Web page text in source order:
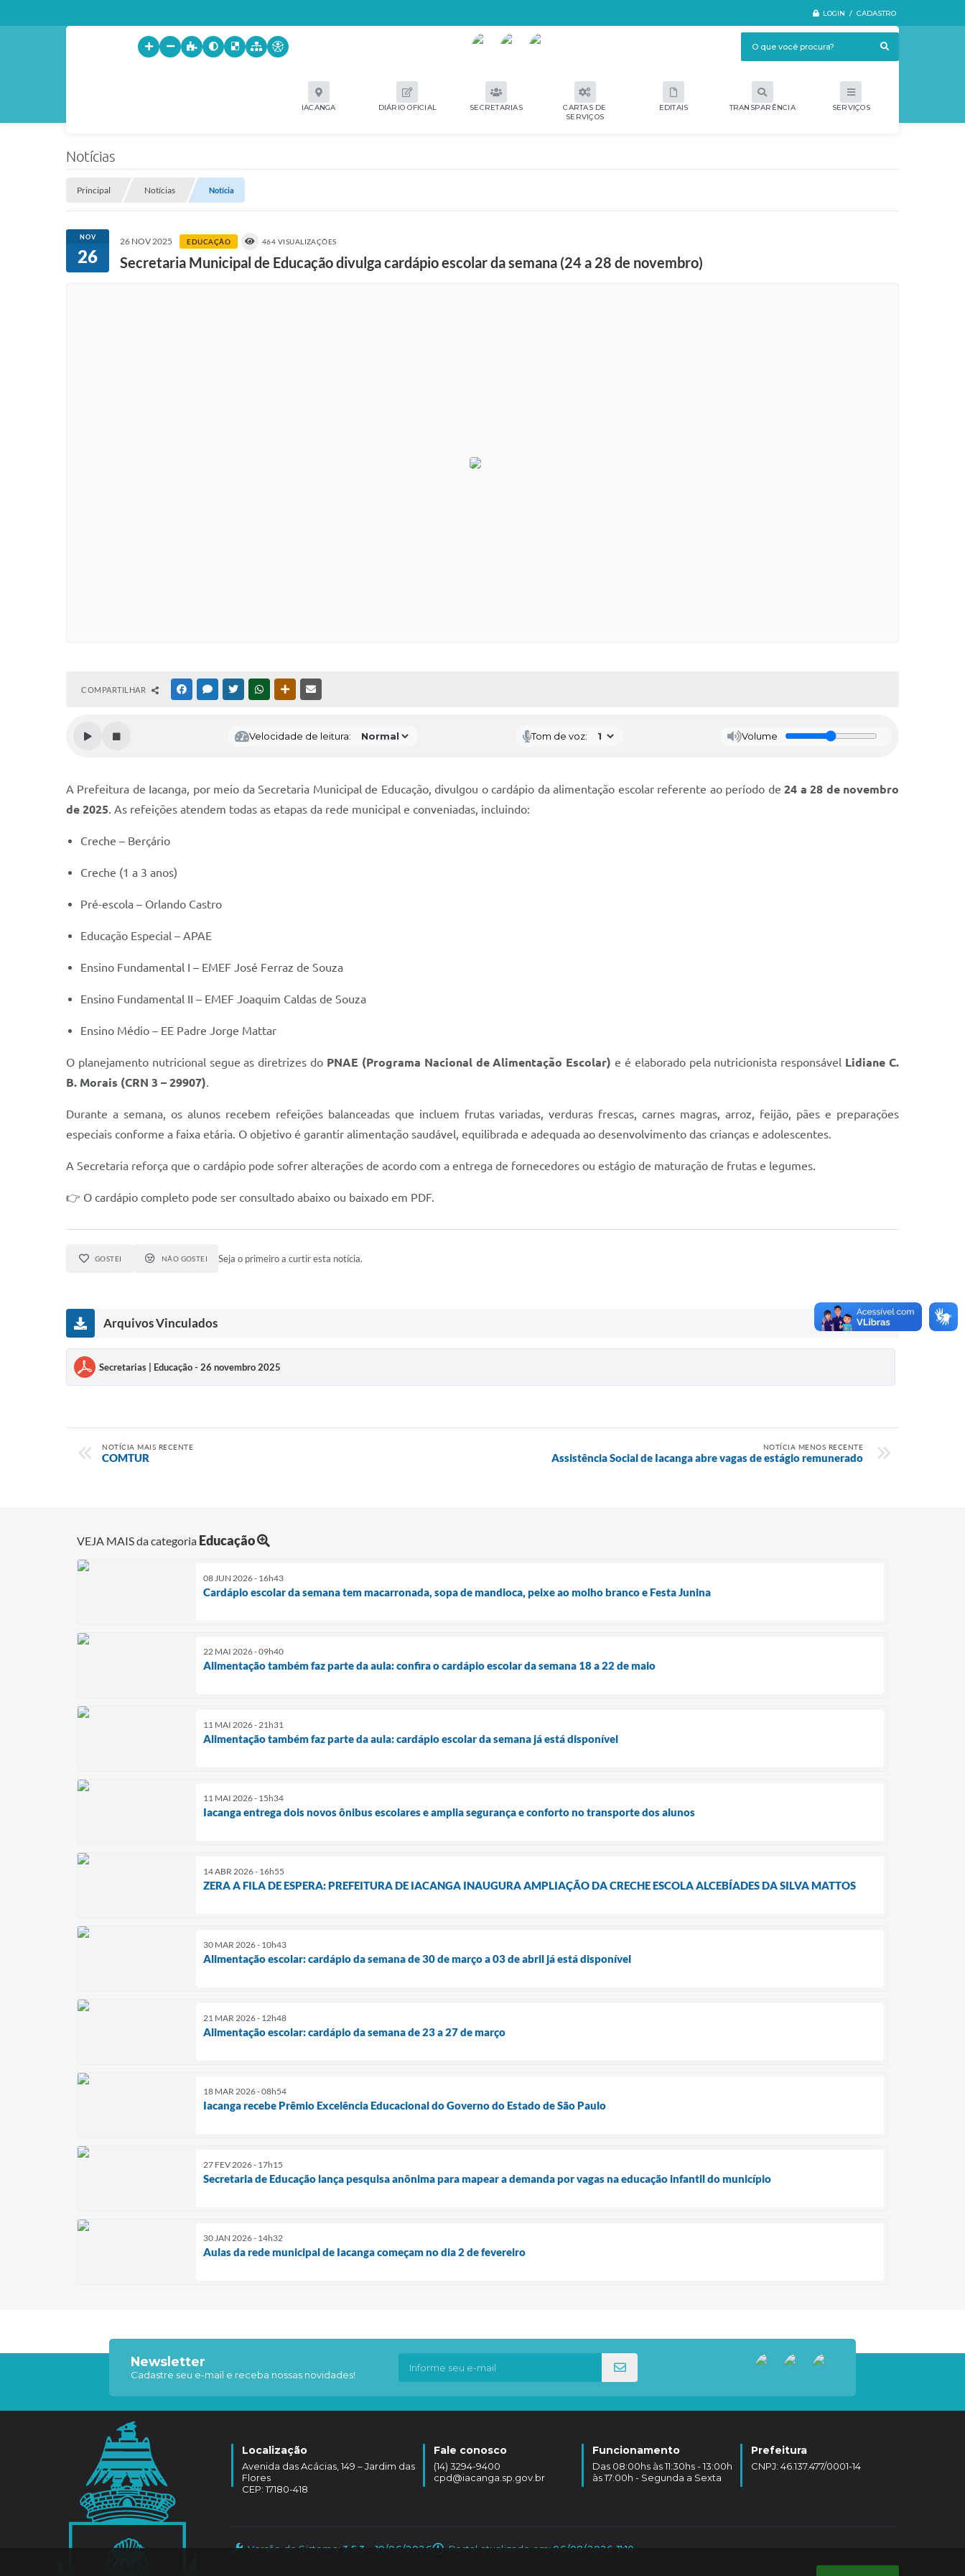
LOGIN / CADASTRO
IACANGA DIÁRIO OFICIAL SECRETARIAS
CARTAS DE
SERVIÇOS
EDITAIS TRANSPARÊNCIA SERVIÇOS
Notícias
Principal Notícias Notícia
NOV
26
26 NOV 2025 EDUCAÇÃO 464 VISUALIZAÇÕES
Secretaria Municipal de Educação divulga cardápio escolar da semana (24 a 28 de novembro)
COMPARTILHAR FACEBOOKMESSENGER
TWITTERWHATSAPPOUTRAS MÍDIAS
Velocidade de leitura: Tom de voz: Volume
A Prefeitura de Iacanga, por meio da Secretaria Municipal de Educação, divulgou o cardápio da alimentação escolar referente ao período de24 a 28 de novembro
de 2025. As refeições atendem todas as etapas da rede municipal e conveniadas, incluindo:
Creche – Berçário
Creche (1 a 3 anos)
Pré-escola – Orlando Castro
Educação Especial – APAE
Ensino Fundamental I – EMEF José Ferraz de Souza
Ensino Fundamental II – EMEF Joaquim Caldas de Souza
Ensino Médio – EE Padre Jorge Mattar
O planejamento nutricional segue as diretrizes do PNAE (Programa Nacional de Alimentação Escolar) e é elaborado pela nutricionista responsável Lidiane C.
B. Morais (CRN 3 – 29907).
Durante a semana, os alunos recebem refeições balanceadas que incluem frutas variadas, verduras frescas, carnes magras, arroz, feijão, pães e preparações
especiais conforme a faixa etária. O objetivo é garantir alimentação saudável, equilibrada e adequada ao desenvolvimento das crianças e adolescentes.
A Secretaria reforça que o cardápio pode sofrer alterações de acordo com a entrega de fornecedores ou estágio de maturação de frutas e legumes.
👉 O cardápio completo pode ser consultado abaixo ou baixado em PDF.
GOSTEI NÃO GOSTEI Seja o primeiro a curtir esta notícia.
Arquivos Vinculados
Secretarias | Educação - 26 novembro 2025
NOTÍCIA MAIS RECENTE
COMTUR
NOTÍCIA MENOS RECENTE
Assistência Social de Iacanga abre vagas de estágio remunerado
VEJA MAIS da categoria Educação
08 JUN 2026 - 16h43
Cardápio escolar da semana tem macarronada, sopa de mandioca, peixe ao molho branco e Festa Junina
22 MAI 2026 - 09h40
Alimentação também faz parte da aula: confira o cardápio escolar da semana 18 a 22 de maio
11 MAI 2026 - 21h31
Alimentação também faz parte da aula: cardápio escolar da semana já está disponível
11 MAI 2026 - 15h34
Iacanga entrega dois novos ônibus escolares e amplia segurança e conforto no transporte dos alunos
14 ABR 2026 - 16h55
ZERA A FILA DE ESPERA: PREFEITURA DE IACANGA INAUGURA AMPLIAÇÃO DA CRECHE ESCOLA ALCEBÍADES DA SILVA MATTOS
30 MAR 2026 - 10h43
Alimentação escolar: cardápio da semana de 30 de março a 03 de abril já está disponível
21 MAR 2026 - 12h48
Alimentação escolar: cardápio da semana de 23 a 27 de março
18 MAR 2026 - 08h54
Iacanga recebe Prêmio Excelência Educacional do Governo do Estado de São Paulo
27 FEV 2026 - 17h15
Secretaria de Educação lança pesquisa anônima para mapear a demanda por vagas na educação infantil do município
30 JAN 2026 - 14h32
Aulas da rede municipal de Iacanga começam no dia 2 de fevereiro
Newsletter
Cadastre seu e-mail e receba nossas novidades!
Localização
Avenida das Acácias, 149 – Jardim das
Flores
CEP: 17180-418
Fale conosco
(14) 3294-9400
cpd@iacanga.sp.gov.br
Funcionamento
Das 08:00hs às 11:30hs - 13:00h
às 17:00h - Segunda a Sexta
Prefeitura
CNPJ: 46.137.477/0001-14
Versão do Sistema: 3.5.3 - 19/06/2026 Portal atualizado em: 06/08/2026 11:10